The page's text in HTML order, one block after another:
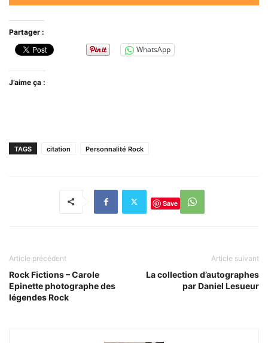
Partager :
WhatsApp
J’aime ça :
TAGS citation Personnalité Rock
Save
Article précédent
Rock Fictions – Carole
Epinette photographe des
légendes Rock
Article suivant
La collection d’autographes
par Daniel Lesueur